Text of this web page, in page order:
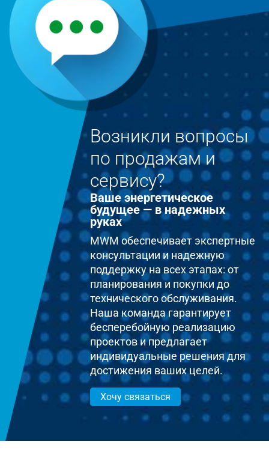
Возникли вопросы
по продажам и
сервису?
Ваше энергетическое
будущее — в надежных
руках
MWM обеспечивает экспертные
консультации и надежную
поддержку на всех этапах: от
планирования и покупки до
технического обслуживания.
Наша команда гарантирует
бесперебойную реализацию
проектов и предлагает
индивидуальные решения для
достижения ваших целей.
Хочу связаться